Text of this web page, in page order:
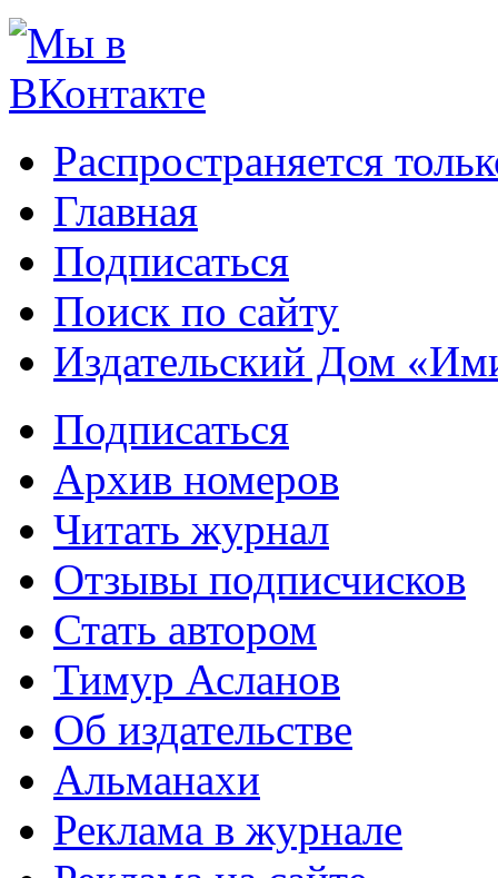
Распространяется
Главная
Подписаться
Поиск по сайту
Издательский Дом
Подписаться
Архив номеров
Читать журнал
Отзывы подписчисков
Стать автором
Тимур Асланов
Об издательстве
Альманахи
Реклама в журнале